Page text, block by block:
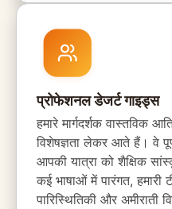
प्रोफेशनल डेजर्ट गाइड्स
हमारे मार्गदर्शक वास्तविक
विशेषज्ञता लेकर आते हैं। वे
आपकी यात्रा को शैक्षिक
कई भाषाओं में पारंगत, हमारी
पारिस्थितिकी और अमीराती